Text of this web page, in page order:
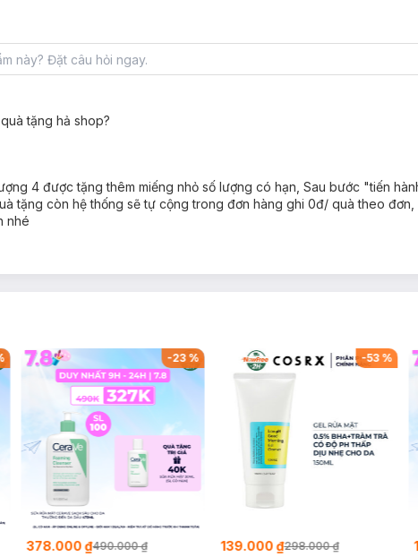
tặng hả shop?
4 được tặng thêm miếng nhỏ số lượng có hạn, Sau bước "tiến
tặng còn hệ thống sẽ tự cộng trong đơn hàng ghi 0đ/ quà theo
nhé
-23%
378.000 ₫490.000 ₫
-53%
139.000 ₫298.000 ₫